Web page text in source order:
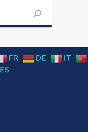
FR DE
IT
ES